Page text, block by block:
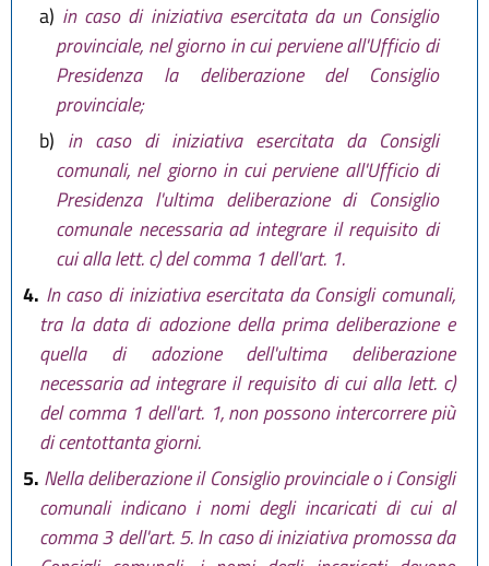
a) in caso di iniziativa esercitata da un Consiglio
provinciale, nel giorno in cui perviene all'Ufficio di
Presidenza la deliberazione del Consiglio
provinciale;
b) in caso di iniziativa esercitata da Consigli
comunali, nel giorno in cui perviene all'Ufficio di
Presidenza l'ultima deliberazione di Consiglio
comunale necessaria ad integrare il requisito di
cui alla lett. c) del comma 1 dell'art. 1.
4. In caso di iniziativa esercitata da Consigli comunali,
tra la data di adozione della prima deliberazione e
quella di adozione dell'ultima deliberazione
necessaria ad integrare il requisito di cui alla lett. c)
del comma 1 dell'art. 1, non possono intercorrere più
di centottanta giorni.
5. Nella deliberazione il Consiglio provinciale o i Consigli
comunali indicano i nomi degli incaricati di cui al
comma 3 dell'art. 5. In caso di iniziativa promossa da